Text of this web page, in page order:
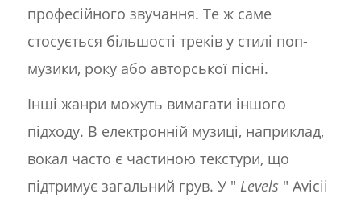
професійного звучання. Те ж саме
стосується більшості треків у стилі поп-
музики, року або авторської пісні.
Інші жанри можуть вимагати іншого
підходу. В електронній музиці, наприклад,
вокал часто є частиною текстури, що
підтримує загальний грув. У " Levels " Avicii